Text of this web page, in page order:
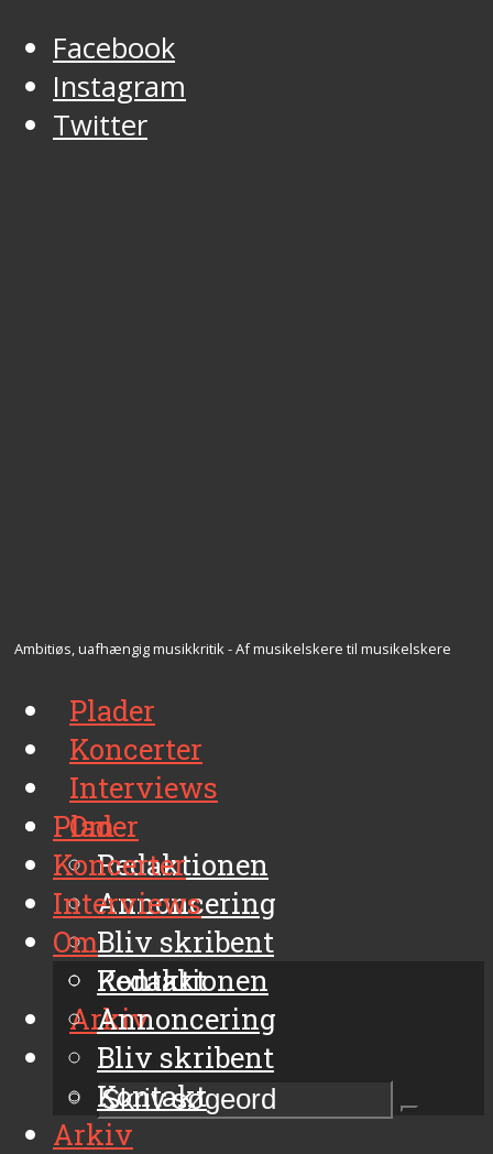
Facebook
Instagram
Twitter
Ambitiøs, uafhængig musikkritik - Af musikelskere til musikelskere
Plader
Koncerter
Interviews
Om
Redaktionen
Annoncering
Bliv skribent
Kontakt
Arkiv
Plader
Koncerter
Interviews
Om
Redaktionen
Annoncering
Bliv skribent
Kontakt
Arkiv